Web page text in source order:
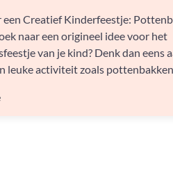
KIDS
een Creatief Kinderfeestje:
naar een origineel idee voor het
van je kind? Denk dan eens
leuke activiteit zoals